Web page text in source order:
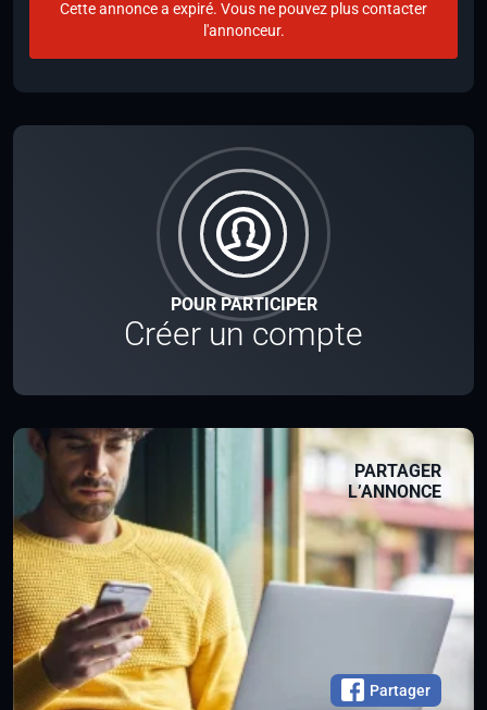
POUR PARTICIPER
Créer un compte
PARTAGER
L’ANNONCE
Partager
Cette annonce a expiré. Vous ne pouvez plus contacter
l'annonceur.